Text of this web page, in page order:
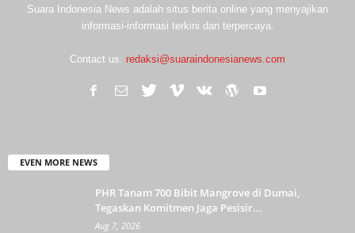
Suara Indonesia News adalah situs berita online yang menyajikan
informasi-informasi terkini dan terpercaya.
Contact us: redaksi@suaraindonesianews.com
EVEN MORE NEWS
PHR Tanam 700 Bibit Mangrove di Dumai,
Tegaskan Komitmen Jaga Pesisir...
Aug 7, 2026